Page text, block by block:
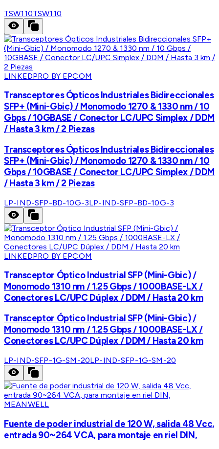
TSW110TSW110
LINKEDPRO BY EPCOM
Transceptores Ópticos Industriales Bidireccionales
SFP+ (Mini-Gbic) / Monomodo 1270 & 1330 nm / 10
Gbps / 10GBASE / Conector LC/UPC Simplex / DDM
/ Hasta 3 km / 2 Piezas
Transceptores Ópticos Industriales Bidireccionales
SFP+ (Mini-Gbic) / Monomodo 1270 & 1330 nm / 10
Gbps / 10GBASE / Conector LC/UPC Simplex / DDM
/ Hasta 3 km / 2 Piezas
LP-IND-SFP-BD-10G-3LP-IND-SFP-BD-10G-3
LINKEDPRO BY EPCOM
Transceptor Óptico Industrial SFP (Mini-Gbic) /
Monomodo 1310 nm / 1.25 Gbps / 1000BASE-LX /
Conectores LC/UPC Dúplex / DDM / Hasta 20 km
Transceptor Óptico Industrial SFP (Mini-Gbic) /
Monomodo 1310 nm / 1.25 Gbps / 1000BASE-LX /
Conectores LC/UPC Dúplex / DDM / Hasta 20 km
LP-IND-SFP-1G-SM-20LP-IND-SFP-1G-SM-20
MEANWELL
Fuente de poder industrial de 120 W, salida 48 Vcc,
entrada 90~264 VCA, para montaje en riel DIN,